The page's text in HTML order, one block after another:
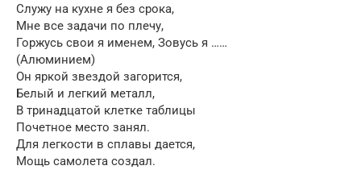
Служу на кухне я без срока,
Мне все задачи по плечу,
Горжусь свои я именем, Зовусь я ……
(Алюминием)
Он яркой звездой загорится,
Белый и легкий металл,
В тринадцатой клетке таблицы
Почетное место занял.
Для легкости в сплавы дается,
Мощь самолета создал.